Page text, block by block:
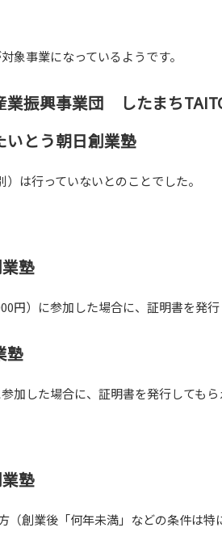
象事業になっているようです。
振興事業団 したまち
とう朝日創業塾
）は行っていないとのことでした。
塾
円）に参加した場合に、証明書を発行
塾
加した場合に、証明書を発行してもら
塾
（創業後「何年未満」などの条件は特